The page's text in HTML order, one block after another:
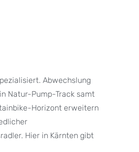
Abwechslung
Natur-Pump-Track samt
Horizont erweitern
Hier in Kärnten gibt